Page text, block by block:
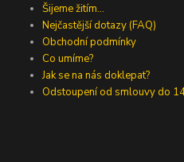
Šijeme žitím...
Nejčastější dotazy (FAQ)
Obchodní podmínky
Co umíme?
Jak se na nás doklepat?
Odstoupení od smlouvy do